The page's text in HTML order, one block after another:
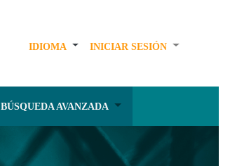
IDIOMA INICIAR SESIÓN
BÚSQUEDA AVANZADA